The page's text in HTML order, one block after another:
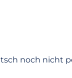
noch nicht